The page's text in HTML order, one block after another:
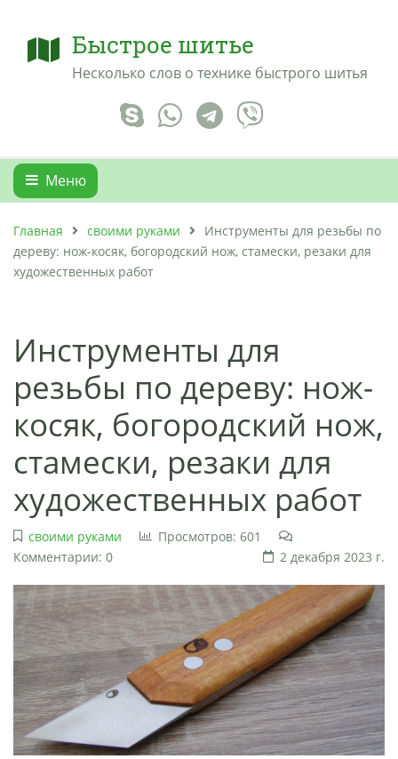
Быстрое шитье
Несколько слов о технике быстрого шитья
Меню
Главная своими руками
Инструменты для резьбы по
дереву: нож-косяк, богородский нож, стамески, резаки для
художественных работ
Инструменты для
резьбы по дереву: нож-
косяк, богородский нож,
стамески, резаки для
художественных работ
своими руками
Просмотров: 601
Комментарии: 0
2 декабря 2023 г.